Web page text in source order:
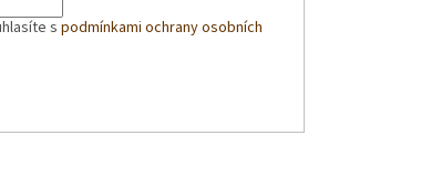
spodmínkami ochrany osobních